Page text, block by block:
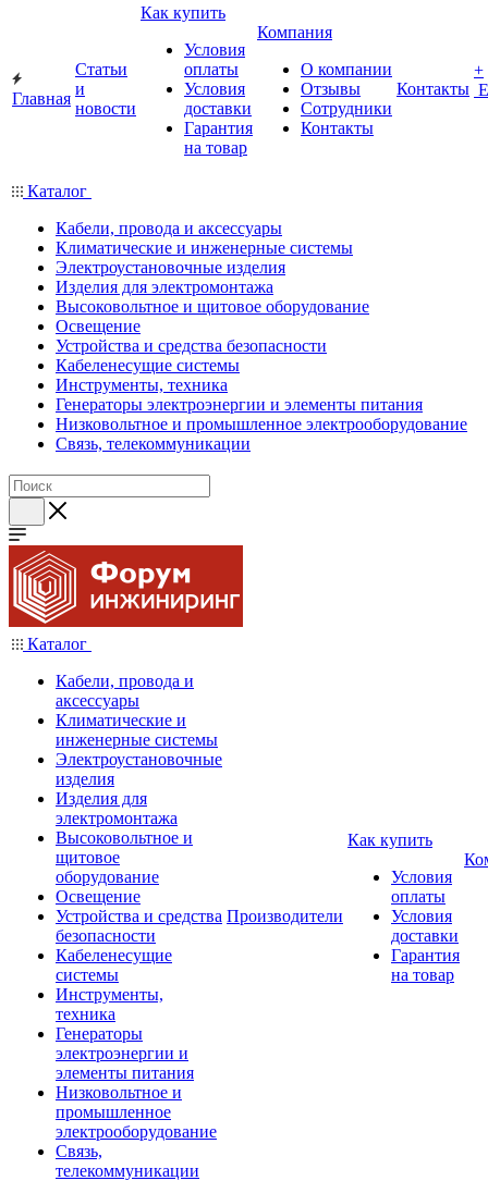
Главная
Статьи
и
новости
Как купить
Условия
оплаты
Условия
доставки
Гарантия
на товар
Компания
О компании
Отзывы
Сотрудники
Контакты
Контакты
+
Каталог
Кабели, провода и аксессуары
Климатические и инженерные системы
Электроустановочные изделия
Изделия для электромонтажа
Высоковольтное и щитовое оборудование
Освещение
Устройства и средства безопасности
Кабеленесущие системы
Инструменты, техника
Генераторы электроэнергии и элементы питания
Низковольтное и промышленное электрооборудование
Связь, телекоммуникации
Каталог
Кабели, провода и
аксессуары
Климатические и
инженерные системы
Электроустановочные
изделия
Изделия для
электромонтажа
Высоковольтное и
щитовое
оборудование
Освещение
Устройства и средства
безопасности
Кабеленесущие
системы
Инструменты,
техника
Генераторы
электроэнергии и
элементы питания
Низковольтное и
промышленное
электрооборудование
Связь,
телекоммуникации
Производители
Как купить
Условия
оплаты
Условия
доставки
Гарантия
на товар